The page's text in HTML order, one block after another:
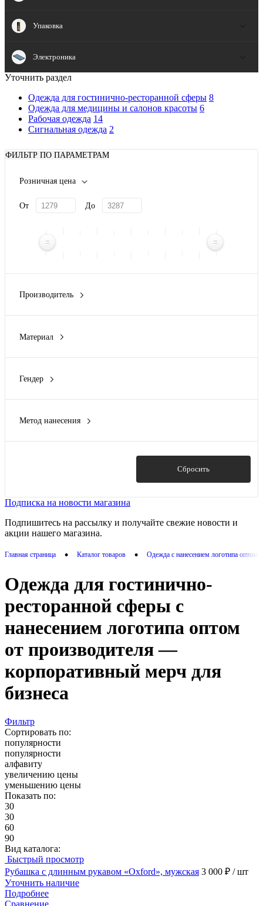
Упаковка
Электроника
Уточнить раздел
Одежда для гостинично-ресторанной сферы 8
Одежда для медицины и салонов красоты 6
Рабочая одежда 14
Сигнальная одежда 2
ФИЛЬТР ПО ПАРАМЕТРАМ
Розничная цена
От До
Производитель
Материал
70% хлопок, 30% полиэстер, ткань оксфорд
Гендер
унисекс(1)
Метод нанесения
Сбросить
Подписка на новости магазина
Подпишитесь на рассылку и получайте свежие новости и
акции нашего магазина.
Главная страница • Каталог товаров • Одежда с нанесением логотипа оптом
Одежда для гостинично-
ресторанной сферы с
нанесением логотипа оптом
от производителя —
корпоративный мерч для
бизнеса
Фильтр
Сортировать по:
популярности
популярности
алфавиту
увеличению цены
уменьшению цены
Показать по:
30
30
60
90
Вид каталога:
Быстрый просмотр
Рубашка с длинным рукавом «Oxford», мужская 3 000 ₽ / шт
Уточнить наличие
Подробнее
Сравнение